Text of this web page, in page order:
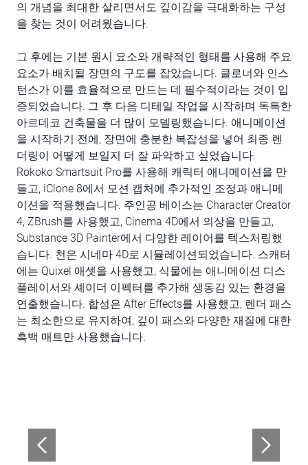
의 개념을 최대한 살리면서도 깊이감을 극대화하는 구성
을 찾는 것이 어려웠습니다.
그 후에는 기본 원시 요소와 개략적인 형태를 사용해 주요
요소가 배치될 장면의 구도를 잡았습니다. 클로너와 인스
턴스가 이를 효율적으로 만드는 데 필수적이라는 것이 입
증되었습니다. 그 후 다음 디테일 작업을 시작하며 독특한
아르데코 건축물을 더 많이 모델링했습니다. 애니메이션
을 시작하기 전에, 장면에 충분한 복잡성을 넣어 최종 렌
더링이 어떻게 보일지 더 잘 파악하고 싶었습니다.
Rokoko Smartsuit Pro를 사용해 캐릭터 애니메이션을 만
들고, iClone 8에서 모션 캡처에 추가적인 조정과 애니메
이션을 적용했습니다. 주인공 베이스는 Character Creator
4, ZBrush를 사용했고, Cinema 4D에서 의상을 만들고,
Substance 3D Painter에서 다양한 레이어를 텍스처링했
습니다. 천은 시네마 4D로 시뮬레이션되었습니다. 스캐터
에는 Quixel 애셋을 사용했고, 식물에는 애니메이션 디스
플레이서와 셰이더 이펙터를 추가해 생동감 있는 환경을
연출했습니다. 합성은 After Effects를 사용했고, 렌더 패스
는 최소한으로 유지하여, 깊이 패스와 다양한 재질에 대한
흑백 매트만 사용했습니다.